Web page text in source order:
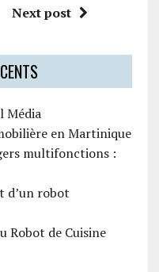
Next post
Média
en Martinique
multifonctions :
d’un robot
Robot de Cuisine